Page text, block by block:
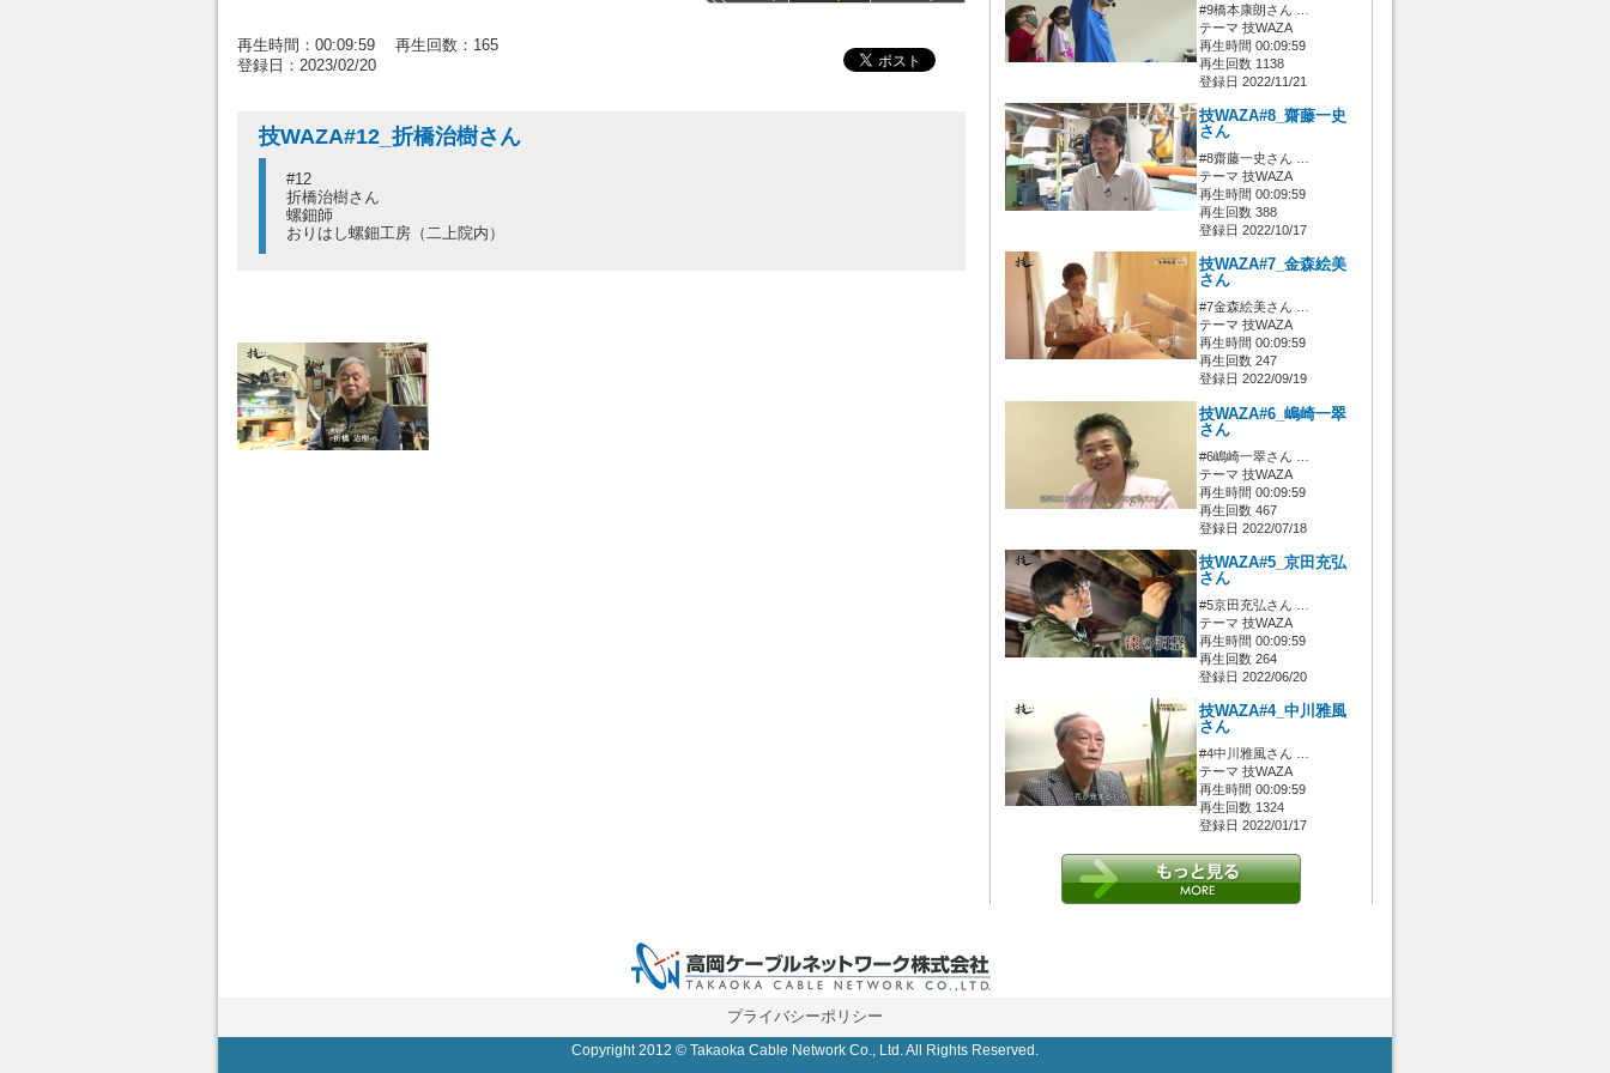
再生時間：00:09:59 再生回数：165
登録日：2023/02/20
技WAZA#12_折橋治樹さん
#12
折橋治樹さん
螺鈿師
おりはし螺鈿工房（二上院内）
#9橋本康朗さん …
テーマ 技WAZA
再生時間 00:09:59
再生回数 1138
登録日 2022/11/21
技WAZA#8_齋藤一史
さん
#8齋藤一史さん …
テーマ 技WAZA
再生時間 00:09:59
再生回数 388
登録日 2022/10/17
技WAZA#7_金森絵美
さん
#7金森絵美さん …
テーマ 技WAZA
再生時間 00:09:59
再生回数 247
登録日 2022/09/19
技WAZA#6_嶋崎一翠
さん
#6嶋崎一翠さん …
テーマ 技WAZA
再生時間 00:09:59
再生回数 467
登録日 2022/07/18
技WAZA#5_京田充弘
さん
#5京田充弘さん …
テーマ 技WAZA
再生時間 00:09:59
再生回数 264
登録日 2022/06/20
技WAZA#4_中川雅風
さん
#4中川雅風さん …
テーマ 技WAZA
再生時間 00:09:59
再生回数 1324
登録日 2022/01/17
プライバシーポリシー
Copyright 2012 © Takaoka Cable Network Co., Ltd. All Rights Reserved.